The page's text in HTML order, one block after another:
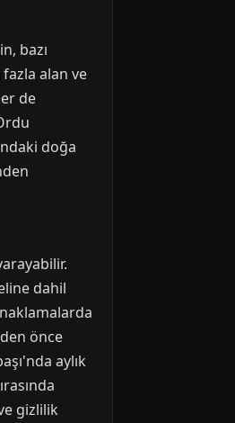
bazı
alan ve
de
doğa
dahil
önce
aylık
gizlilik